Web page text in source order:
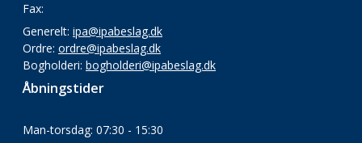
Fax:
Generelt: ipa@ipabeslag.dk
Ordre: ordre@ipabeslag.dk
Bogholderi: bogholderi@ipabeslag.dk
Åbningstider
Man-torsdag: 07:30 - 15:30